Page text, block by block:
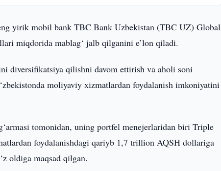
yirik mobil bank TBC Bank Uzbekistan (TBC UZ) Global
miqdorida mablag‘ jalb qilganini e’lon qiladi.
diversifikatsiya qilishni davom ettirish va aholi soni
moliyaviy xizmatlardan foydalanish imkoniyatini
tomonidan, uning portfel menejerlaridan biri Triple
foydalanishdagi qariyb 1,7 trillion AQSH dollariga
oldiga maqsad qilgan.